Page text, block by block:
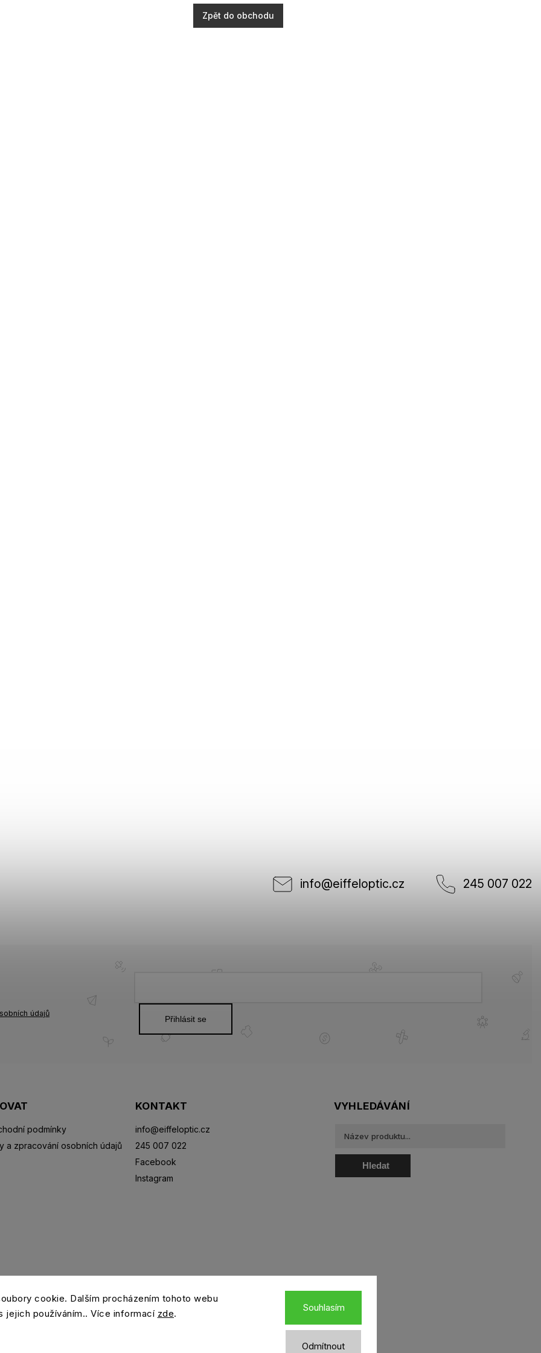
cookie. Dalším procházením tohoto webu
jejich používáním.. Více informací zde.
Odmítnout
Souhlasím
Zpět do obchodu
info@eiffeloptic.cz 245 007 022
podmínky
a zpracování osobních údajů
KONTAKT
info@eiffeloptic.cz
245 007 022
Facebook
Instagram
údajů
Přihlásit se
VYHLEDÁVÁNÍ
Hledat